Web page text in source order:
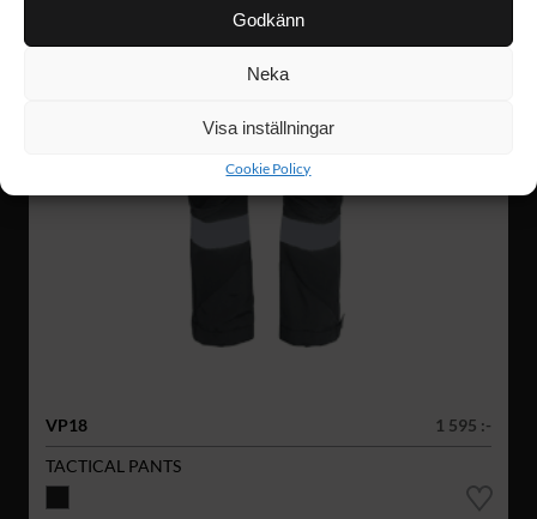
Godkänn
Neka
Visa inställningar
Cookie Policy
VP18
1 595 :-
TACTICAL PANTS